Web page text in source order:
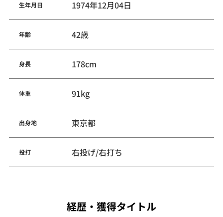
生年月日 1974年12月04日
年齢 42歳
身長 178cm
体重 91kg
出身地 東京都
投打 右投げ/右打ち
経歴・獲得タイトル